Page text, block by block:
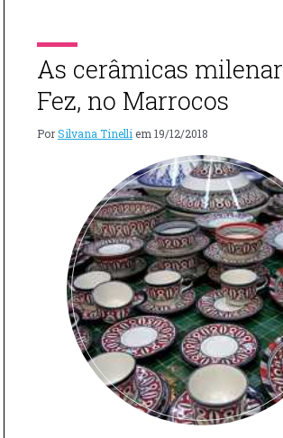
As cerâmicas
Fez, no Marrocos
PorSilvana Tinelli em 19/12/2018